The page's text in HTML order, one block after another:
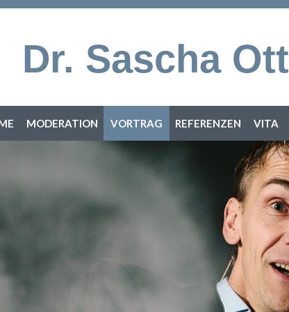
Dr. Sascha Ott
MODERATION VORTRAG REFERENZEN VITA